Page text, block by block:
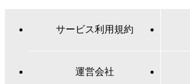
サービス利用規約
運営会社